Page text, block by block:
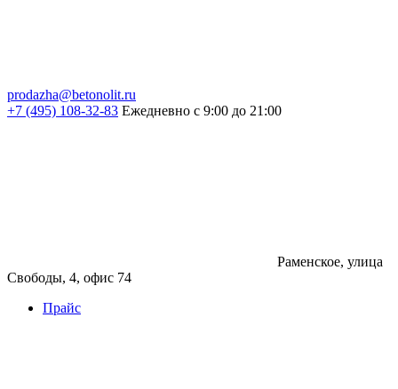
prodazha@betonolit.ru
+7 (495) 108-32-83 Ежедневно с 9:00 до 21:00
Раменское, улица
Свободы, 4, офис 74
Прайс